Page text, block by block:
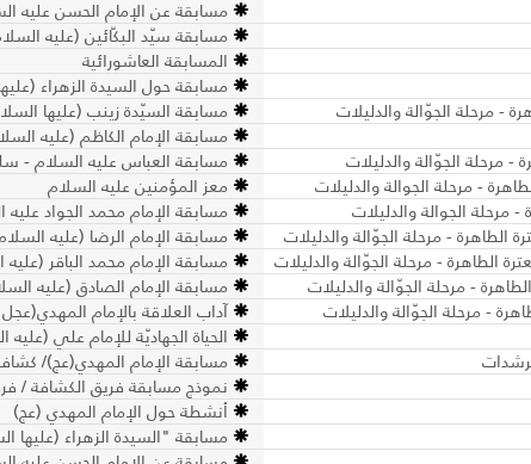
مسابقة عن الإمام الحسن عليه
مسابقة سيّد البكّائين (عليه
المسابقة العاشورائية
مسابقة حول السيدة الزهراء
- مرحلة الجوّالة والدليلات
مسابقة السيّدة زينب (عليها
مسابقة الإمام الكاظم (عليه
مرحلة الجوّالة والدليلات
مسابقة العباس عليه السلام -
- مرحلة الجوالة والدليلات
معز المؤمنين عليه السلام
الجوالة والدليلات
مسابقة الإمام محمد الجواد عليه
- مرحلة الجوّالة والدليلات
مسابقة الإمام الرضا (عليه
الطاهرة - مرحلة الجوّالة والدليلات
مسابقة الإمام محمد الباقر
- مرحلة الجوّالة والدليلات
مسابقة الإمام الصادق (عليه
- مرحلة الجوّالة والدليلات
آداب العلاقة بالإمام
الحياة الجهاديّة للإمام علي (عليه
مسابقة الإمام المهدي(عج)/
نموذج مسابقة فريق الكشافة /
أنشطة حول الإمام المهدي (عج)
مسابقة "السيدة الزهراء (عليها